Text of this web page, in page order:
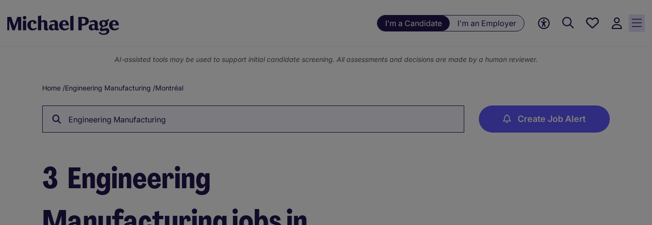
I'm a Candidate I'm an Employer
Save
AI-assisted tools may be used to support initial candidate screening. All assessments and decisions are made by a human reviewer.
Breadcrumb
Home /Engineering Manufacturing /Montréal
Engineering Manufacturing Create Job Alert
3 Engineering